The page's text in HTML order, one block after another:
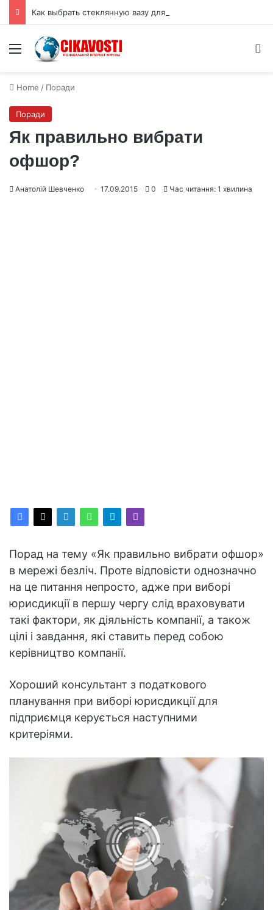
Menu
Home / Поради
Поради
Як правильно вибрати
офшор?
Анатолій Шевченко 17.09.2015 0 Час читання: 1 хвилина
Порад на тему «Як правильно вибрати офшор»
в мережі безліч. Проте відповісти однозначно
на це питання непросто, адже при виборі
юрисдикції в першу чергу слід враховувати
такі фактори, як діяльність компанії, а також
цілі і завдання, які ставить перед собою
керівництво компанії.
Хороший консультант з податкового
планування при виборі юрисдикції для
підприємця керується наступними
критеріями.